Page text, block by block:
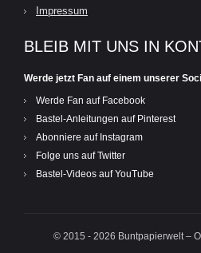
Impressum
BLEIB MIT UNS IN
Werde jetzt Fan auf einem unserer
Werde Fan auf Facebook
Bastel-Anleitungen auf Pinterest
Abonniere auf Instagram
Folge uns auf Twitter
Bastel-Videos auf YouTube
© 2015 - 2026 Buntpapierwelt –